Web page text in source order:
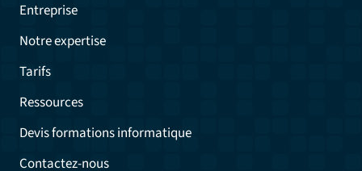
Entreprise
Notre expertise
Tarifs
Ressources
Devis formations informatique
Contactez-nous